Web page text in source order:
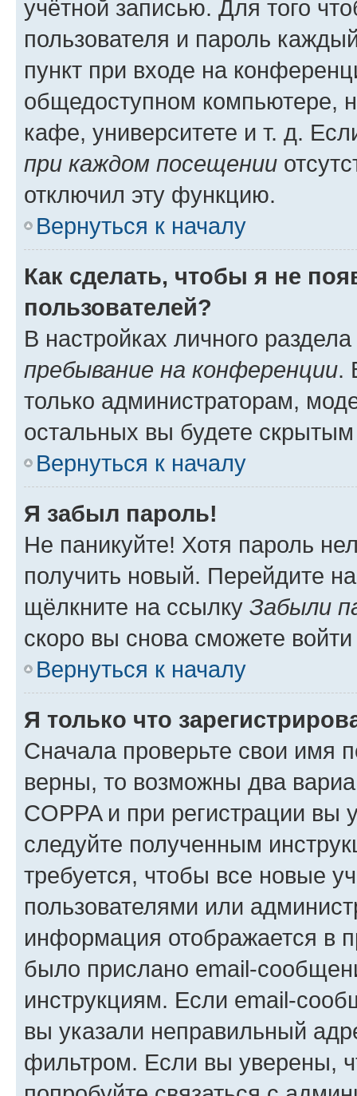
учётной записью. Для того
пользователя и пароль
пункт при входе на
общедоступном компьютере,
кафе, университете и т. д.
при каждом посещении
отключил эту функцию.
Вернуться к началу
Как сделать, чтобы я не
пользователей?
В настройках личного
пребывание на конференции.
только администраторам,
остальных вы будете
Вернуться к началу
Я забыл пароль!
Не паникуйте! Хотя пароль
получить новый. Перейдите
щёлкните на ссылку Забыли
скоро вы снова сможете
Вернуться к началу
Я только что
Сначала проверьте свои имя
верны, то возможны два
COPPA и при регистрации вы
следуйте полученным
требуется, чтобы все новые
пользователями или
информация отображается в
было прислано email-
инструкциям. Если email-
вы указали неправильный
фильтром. Если вы уверены,